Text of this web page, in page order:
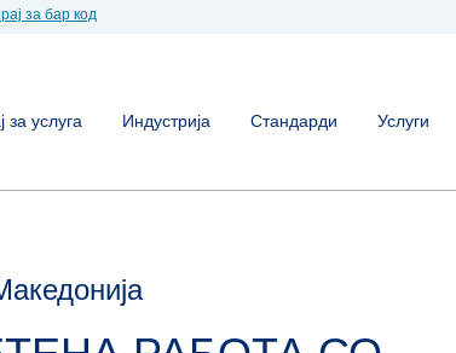
за бар код
за услуга Индустрија Стандарди Услуги